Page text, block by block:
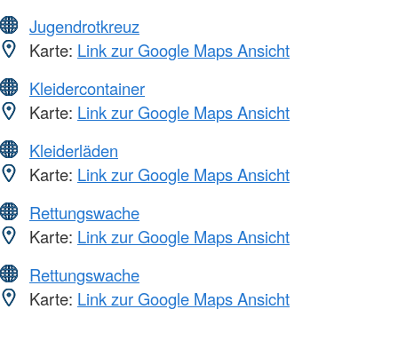
Jugendrotkreuz
Karte: Link zur Google Maps Ansicht
Kleidercontainer
Karte: Link zur Google Maps Ansicht
Kleiderläden
Karte: Link zur Google Maps Ansicht
Rettungswache
Karte: Link zur Google Maps Ansicht
Rettungswache
Karte: Link zur Google Maps Ansicht